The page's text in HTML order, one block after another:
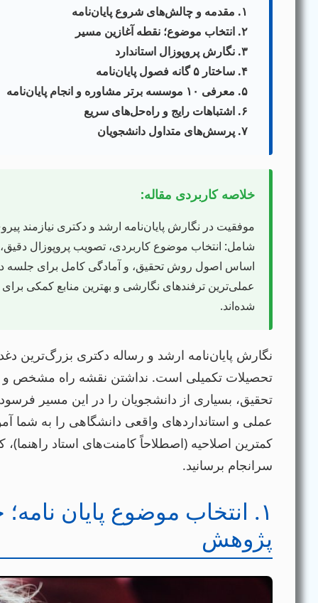
۱. مقدمه و چالش‌های شروع پایان‌نامه
۲. انتخاب موضوع؛ نقطه آغازین مسیر
۳. نگارش پروپوزال استاندارد
۴. ساختار ۵ گانه فصول پایان‌نامه
۵. معرفی ۱۰ موسسه برتر مشاوره و انجام پایان‌نامه
۶. اشتباهات رایج و راه‌حل‌های سریع
۷. پرسش‌های متداول دانشجویان
خلاصه کاربردی مقاله:
موفقیت در نگارش پایان‌نامه ارشد و دکتری نیازمند
شامل: انتخاب موضوع کاربردی، تصویب پروپوزال
اساس اصول روش تحقیق، و آمادگی کامل برای جلسه
عملی‌ترین ترفندهای نگارشی و بهترین منابع کمکی
شده‌اند.
نگارش پایان‌نامه ارشد و رساله دکتری بزرگ‌ترین
تحصیلات تکمیلی است. نداشتن نقشه راه مشخص
تحقیق، بسیاری از دانشجویان را در این مسیر
عملی و استانداردهای واقعی دانشگاهی را به شما
کمترین اصلاحیه (اصطلاحاً کامنت‌های استاد
سرانجام برسانید.
۱. انتخاب موضوع پایان
پژوهش